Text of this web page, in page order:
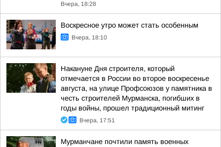
Вчера, 18:28
Воскресное утро может стать особенным
Вчера, 18:10
Накануне Дня строителя, который
отмечается в России во второе воскресенье
августа, на улице Профсоюзов у памятника в
честь строителей Мурманска, погибших в
годы войны, прошел традиционный митинг
Вчера, 17:51
Мурманчане почтили память военных